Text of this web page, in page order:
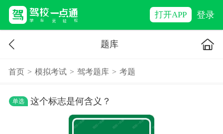
打开APP 登录
题库
首页 > 模拟考试 > 驾考题库 > 考题
单选 这个标志是何含义？